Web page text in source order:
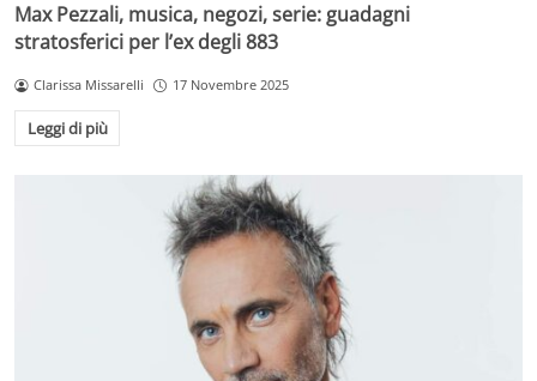
Max Pezzali, musica, negozi, serie: guadagni
stratosferici per l’ex degli 883
Clarissa Missarelli 17 Novembre 2025
Leggi di più